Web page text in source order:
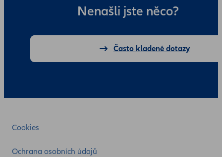
Nenašli jste něco?
Často kladené dotazy
Cookies
Ochrana osobních údajů